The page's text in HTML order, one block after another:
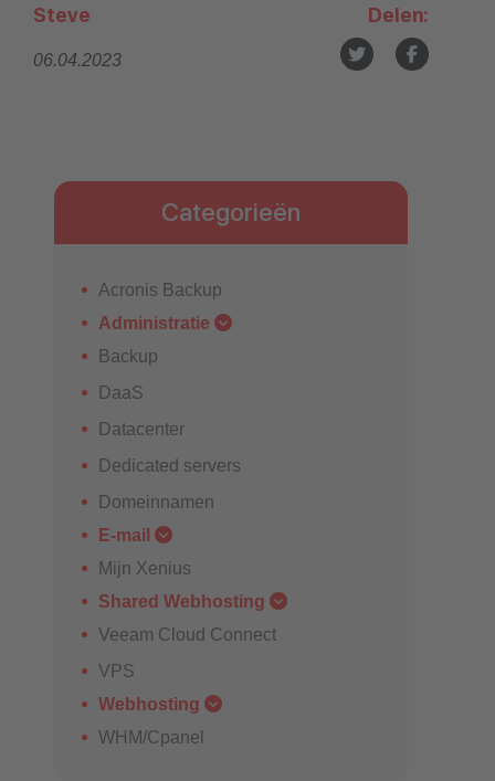
Steve
06.04.2023
Delen:
Categorieën
Acronis Backup
Administratie
Backup
DaaS
Datacenter
Dedicated servers
Domeinnamen
E-mail
Mijn Xenius
Shared Webhosting
Veeam Cloud Connect
VPS
Webhosting
WHM/Cpanel